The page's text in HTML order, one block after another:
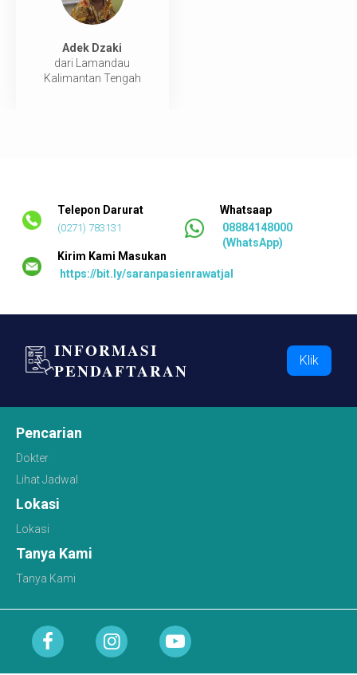
Adek Dzaki
dari Lamandau
Kalimantan Tengah
Telepon Darurat
(0271) 783131
Whatsaap
08884148000
(WhatsApp)
Kirim Kami Masukan
https://bit.ly/saranpasienrawatjalan
INFORMASI
PENDAFTARAN
Klik
Pencarian
Dokter
Lihat Jadwal
Lokasi
Lokasi
Tanya Kami
Tanya Kami